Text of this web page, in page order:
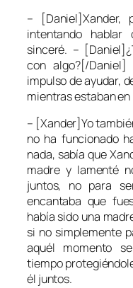
– [Daniel]Xander,
intentando
sinceré. –
con algo?[/
impulso de ayudar,
mientras estaban en
– [Xander]Yo
no ha funcionado
nada, sabía que
madre y lamenté
juntos, no para
encantaba que
había sido una
si no simplemente
aquél momento
tiempo
él juntos.